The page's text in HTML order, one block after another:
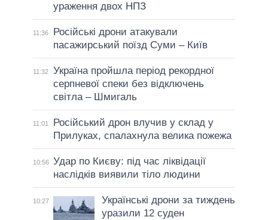
ураження двох НПЗ
11:36
Російські дрони атакували
пасажирський поїзд Суми – Київ
11:32
Україна пройшла період рекордної
серпневої спеки без відключень
світла – Шмигаль
11:01
Російський дрон влучив у склад у
Прилуках, спалахнула велика пожежа
10:56 Удар по Києву: під час ліквідації
наслідків виявили тіло людини
10:27
Українські дрони за тиждень
уразили 12 суден